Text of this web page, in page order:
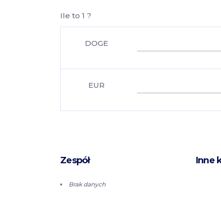
Ile to 1 ?
DOGE
EUR
Zespół
Brak danych
Inne